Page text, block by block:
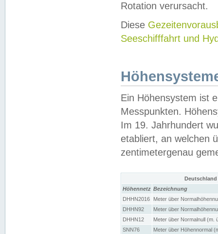
Rotation verursacht.
Diese
Seeschifffahrt und
Ein Höhensystem ist
Messpunkten.
Im 19. Jahrhundert
etabliert, an welchen
zentimetergenau
Höhennetz Bezeichnung
DHHN2016
Meter über
DHHN92
Meter über
DHHN12
Meter über Normalnull (m.
SNN76
Meter über Höhennormal